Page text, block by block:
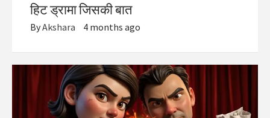
हिट ड्रामा जिसकी बात
ByAkshara 4 months ago